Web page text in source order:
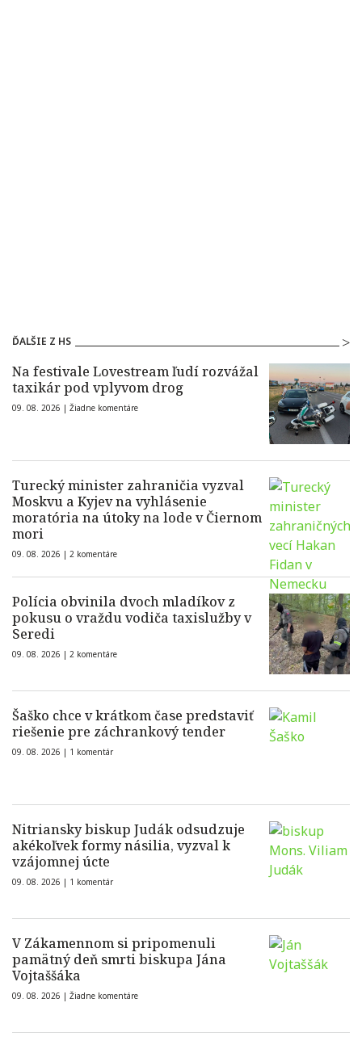
ĎALŠIE Z HS
Na festivale Lovestream ľudí rozvážal
taxikár pod vplyvom drog
09. 08. 2026 | Žiadne komentáre
Turecký minister zahraničia vyzval
Moskvu a Kyjev na vyhlásenie
moratória na útoky na lode v Čiernom
mori
09. 08. 2026 | 2 komentáre
Polícia obvinila dvoch mladíkov z
pokusu o vraždu vodiča taxislužby v
Seredi
09. 08. 2026 | 2 komentáre
Šaško chce v krátkom čase predstaviť
riešenie pre záchrankový tender
09. 08. 2026 | 1 komentár
Nitriansky biskup Judák odsudzuje
akékoľvek formy násilia, vyzval k
vzájomnej úcte
09. 08. 2026 | 1 komentár
V Zákamennom si pripomenuli
pamätný deň smrti biskupa Jána
Vojtaššáka
09. 08. 2026 | Žiadne komentáre